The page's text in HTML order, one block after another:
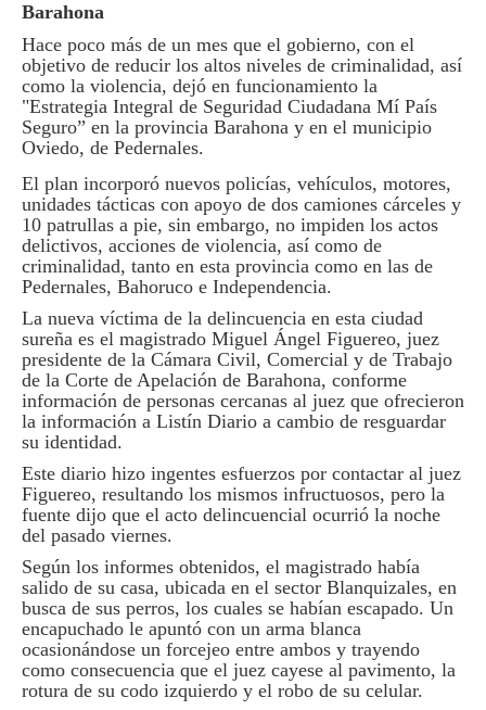
Barahona
Hace poco más de un mes que el gobierno, con el
objetivo de reducir los altos niveles de criminalidad, así
como la violencia, dejó en funcionamiento la
"Estrategia Integral de Seguridad Ciudadana Mí País
Seguro” en la provincia Barahona y en el municipio
Oviedo, de Pedernales.
El plan incorporó nuevos policías, vehículos, motores,
unidades tácticas con apoyo de dos camiones cárceles y
10 patrullas a pie, sin embargo, no impiden los actos
delictivos, acciones de violencia, así como de
criminalidad, tanto en esta provincia como en las de
Pedernales, Bahoruco e Independencia.
La nueva víctima de la delincuencia en esta ciudad
sureña es el magistrado Miguel Ángel Figuereo, juez
presidente de la Cámara Civil, Comercial y de Trabajo
de la Corte de Apelación de Barahona, conforme
información de personas cercanas al juez que ofrecieron
la información a Listín Diario a cambio de resguardar
su identidad.
Este diario hizo ingentes esfuerzos por contactar al juez
Figuereo, resultando los mismos infructuosos, pero la
fuente dijo que el acto delincuencial ocurrió la noche
del pasado viernes.
Según los informes obtenidos, el magistrado había
salido de su casa, ubicada en el sector Blanquizales, en
busca de sus perros, los cuales se habían escapado. Un
encapuchado le apuntó con un arma blanca
ocasionándose un forcejeo entre ambos y trayendo
como consecuencia que el juez cayese al pavimento, la
rotura de su codo izquierdo y el robo de su celular.